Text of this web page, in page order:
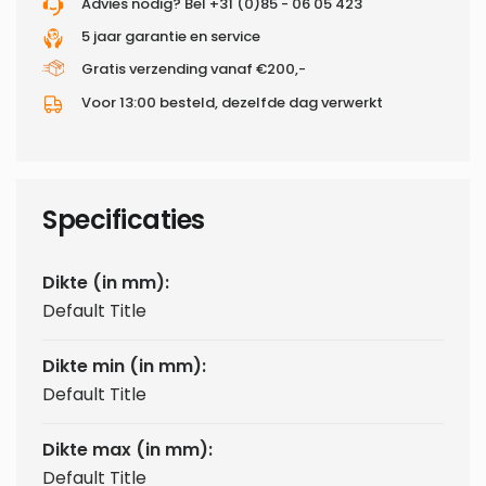
5 jaar garantie en service
Gratis verzending vanaf €200,-
Voor 13:00 besteld, dezelfde dag verwerkt
Specificaties
Dikte (in mm):
Default Title
Dikte min (in mm):
Default Title
Dikte max (in mm):
Default Title